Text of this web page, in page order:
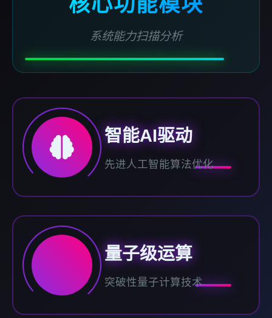
系统能力扫描分析
智能AI驱动
先进人工智能算法优化
量子级运算
突破性量子计算技术